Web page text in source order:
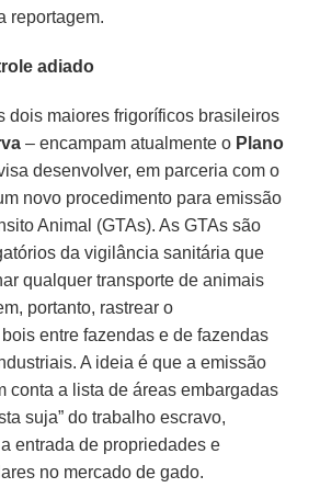
reportagem.
adiado
dois maiores frigoríficos brasileiros
– encampam atualmente o Plano
desenvolver, em parceria com o
novo procedimento para emissão
Animal (GTAs). As GTAs são
da vigilância sanitária que
qualquer transporte de animais
portanto, rastrear o
entre fazendas e de fazendas
A ideia é que a emissão
conta a lista de áreas embargadas
suja” do trabalho escravo,
entrada de propriedades e
no mercado de gado.